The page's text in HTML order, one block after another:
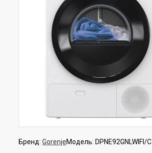
Бренд: GorenjeМодель: DPNE92GNLWIFI/C